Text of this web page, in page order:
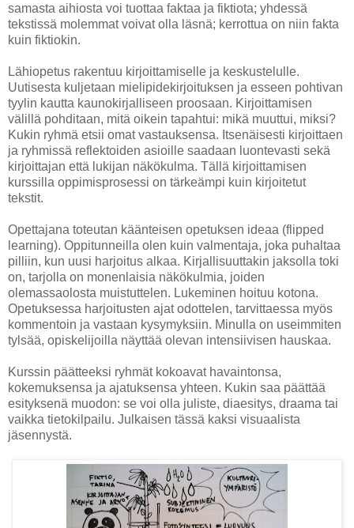
samasta aihiosta voi tuottaa faktaa ja fiktiota; yhdessä
tekstissä molemmat voivat olla läsnä; kerrottua on niin fakta
kuin fiktiokin.
Lähiopetus rakentuu kirjoittamiselle ja keskustelulle.
Uutisesta kuljetaan mielipidekirjoituksen ja esseen pohtivan
tyylin kautta kaunokirjalliseen proosaan. Kirjoittamisen
välillä pohditaan, mitä oikein tapahtui: mikä muuttui, miksi?
Kukin ryhmä etsii omat vastauksensa. Itsenäisesti kirjoittaen
ja ryhmissä reflektoiden asioille saadaan luontevasti sekä
kirjoittajan että lukijan näkökulma. Tällä kirjoittamisen
kurssilla oppimisprosessi on tärkeämpi kuin kirjoitetut
tekstit.
Opettajana toteutan käänteisen opetuksen ideaa (flipped
learning). Oppitunneilla olen kuin valmentaja, joka puhaltaa
pilliin, kun uusi harjoitus alkaa. Kirjallisuuttakin jaksolla toki
on, tarjolla on monenlaisia näkökulmia, joiden
olemassaolosta muistuttelen. Lukeminen hoituu kotona.
Opetuksessa harjoitusten ajat odottelen, tarvittaessa myös
kommentoin ja vastaan kysymyksiin. Minulla on useimmiten
tylsää, opiskelijoilla näyttää olevan intensiivisen hauskaa.
Kurssin päätteeksi ryhmät kokoavat havaintonsa,
kokemuksensa ja ajatuksensa yhteen. Kukin saa päättää
esityksenä muodon: se voi olla juliste, diaesitys, draama tai
vaikka tietokilpailu. Julkaisen tässä kaksi visuaalista
jäsennystä.